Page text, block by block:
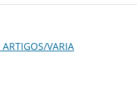
VARIA